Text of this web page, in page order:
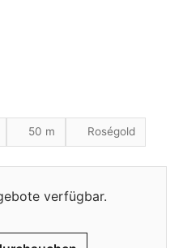
50 m Roségold
verfügbar.